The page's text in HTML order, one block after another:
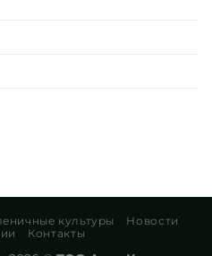
культуры
Новости
Контакты